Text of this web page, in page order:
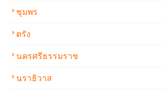
ชุมพร
ตรัง
นครศรีธรรมราช
นราธิวาส